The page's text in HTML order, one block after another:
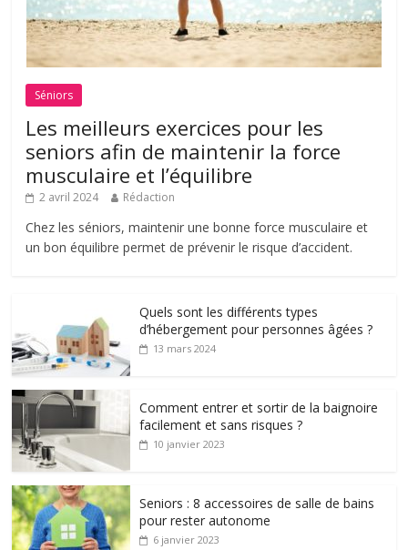
Séniors
Les meilleurs exercices pour les
seniors afin de maintenir la force
musculaire et l’équilibre
2 avril 2024 Rédaction
Chez les séniors, maintenir une bonne force musculaire et
un bon équilibre permet de prévenir le risque d’accident.
Quels sont les différents types
d’hébergement pour personnes âgées ?
13 mars 2024
Comment entrer et sortir de la baignoire
facilement et sans risques ?
10 janvier 2023
Seniors : 8 accessoires de salle de bains
pour rester autonome
6 janvier 2023